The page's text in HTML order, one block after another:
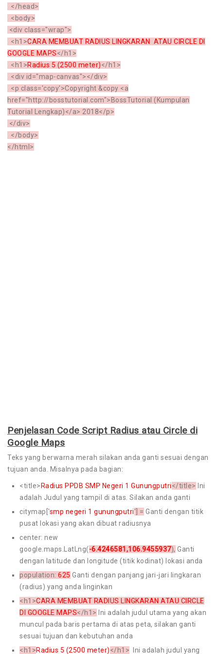
</head>
<body>
<div class="wrap">
<h1>CARA MEMBUAT RADIUS LINGKARAN ATAU CIRCLE DI
GOOGLE MAPS</h1>
<h1>Radius 5 (2500 meter)</h1>
<div id="map-canvas"></div>
<p class='copy'>Copyright &copy <a
href="http://bosstutorial.com">BossTutorial (Kumpulan
Tutorial Lengkap)</a> 2018</p>
</div>
</body>
</html>
Penjelasan Code Script Radius atau Circle di
Google Maps
Teks yang berwarna merah silakan anda ganti sesuai dengan
tujuan anda. Misalnya pada bagian:
<title> Radius PPDB SMP Negeri 1 Gunungputri</title> Ini
adalah Judul yang tampil di atas. Silakan anda ganti
citymap['smp negeri 1 gunungputri'] = Ganti dengan titik
pusat lokasi yang akan dibuat radiusnya
center: new
google.maps.LatLng(-6.4246581,106.9455937), Ganti
dengan latitude dan longitude (titik kodinat) lokasi anda
population: 625 Ganti dengan panjang jari-jari lingkaran
(radius) yang anda linginkan
<h1>CARA MEMBUAT RADIUS LINGKARAN ATAU CIRCLE
DI GOOGLE MAPS</h1> Ini adalah judul utama yang akan
muncul pada baris pertama di atas peta, silakan ganti
sesuai tujuan dan kebutuhan anda
<h1>Radius 5 (2500 meter)</h1> Ini adalah judul yang